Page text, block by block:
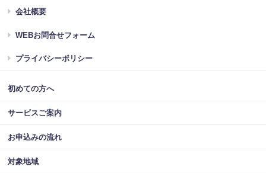
会社概要
WEBお問合せフォーム
プライバシーポリシー
初めての方へ
サービスご案内
お申込みの流れ
対象地域